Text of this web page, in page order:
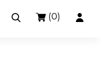
(0)